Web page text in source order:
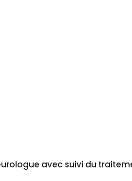
avec suivi du